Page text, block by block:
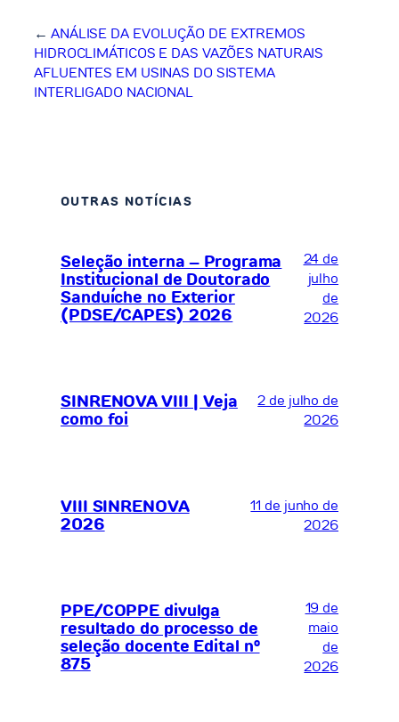
← ANÁLISE DA EVOLUÇÃO DE EXTREMOS
HIDROCLIMÁTICOS E DAS VAZÕES NATURAIS
AFLUENTES EM USINAS DO SISTEMA
INTERLIGADO NACIONAL
OUTRAS NOTÍCIAS
Seleção interna – Programa
Institucional de Doutorado
Sanduíche no Exterior
(PDSE/CAPES) 2026
24 de
julho
de
2026
SINRENOVA VIII | Veja
como foi
2 de julho de
2026
VIII SINRENOVA
2026
11 de junho de
2026
PPE/COPPE divulga
resultado do processo de
seleção docente Edital nº
875
19 de
maio
de
2026